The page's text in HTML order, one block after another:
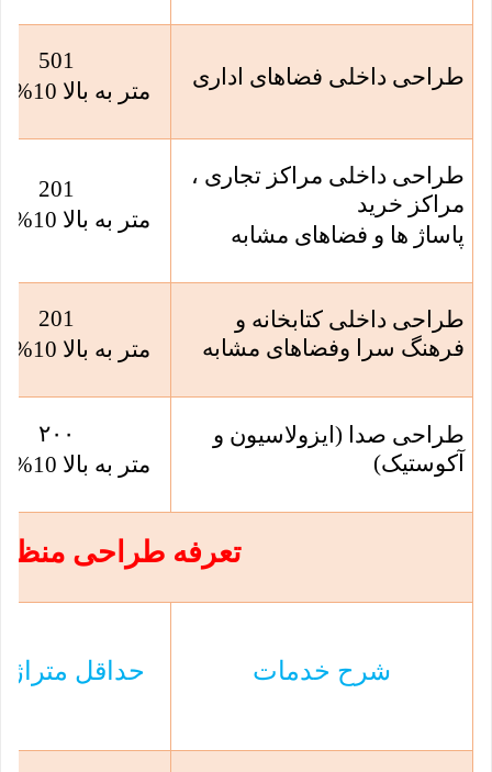
طراحی داخلی فضاهای اداری
501
متر به بالا 10% کسر
طراحی داخلی مراکز تجاری ،
مراکز خرید
پاساژ ها و فضاهای مشابه
201
متر به بالا 10% کسر
طراحی داخلی کتابخانه و
فرهنگ سرا وفضاهای مشابه
201
متر به بالا 10% کسر
طراحی صدا (ایزولاسیون و
آکوستیک)
۲۰۰
متر به بالا 10% کسر
تعرفه طراحی منظر
شرح خدمات حداقل متراژ